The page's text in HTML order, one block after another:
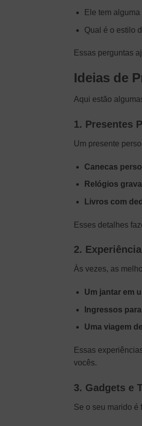
Ele tem
Qual é o estilo
Essas perguntas
Ideias de
Aqui estão
1. Presentes
Um presente
Canecas
Relógios
Livros com
Esses detalhes
2.
Às vezes, as
Um jantar em
Ingressos
Uma viagem
Essas
vocês.
3. Gadgets e
Se o seu marido é